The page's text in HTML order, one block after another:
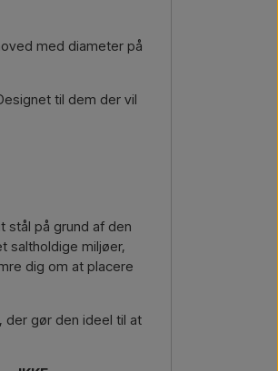
med diameter på
til dem der vil
stål på grund af den
saltholdige miljøer,
dig om at placere
der gør den ideel til at